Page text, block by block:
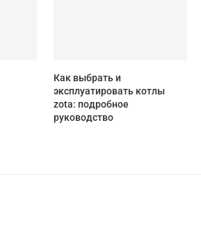
Как выбрать и
эксплуатировать котлы
zota: подробное
руководство